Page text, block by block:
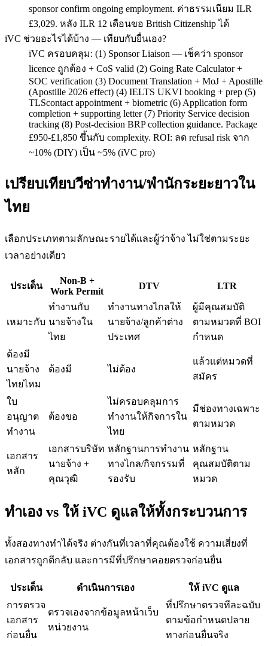
sponsor confirm ongoing employment. ค่าธรรมเนียม ILR
£3,029. หลัง ILR 12 เดือนขอ British Citizenship ได้
iVC ช่วยอะไรได้บ้าง — เทียบกับยื่นเอง?
iVC ครอบคลุม: (1) Sponsor Liaison — เช็คว่า sponsor
licence ถูกต้อง + CoS valid (2) Going Rate Calculator +
SOC verification (3) Document Translation + MoJ + Apostille
(Apostille 2026 effect) (4) IELTS UKVI booking + prep (5)
TLScontact appointment + biometric (6) Application form
completion + supporting letter (7) Priority Service decision
tracking (8) Post-decision BRP collection guidance. Package
£950-£1,850 ขึ้นกับ complexity. ROI: ลด refusal risk จาก
~10% (DIY) เป็น ~5% (iVC pro)
เปรียบเทียบวีซ่าทำงาน/พำนักระยะยาวใน
ไทย
เลือกประเภทตามลักษณะรายได้และผู้ว่าจ้าง ไม่ใช่ตามระยะ
เวลาอย่างเดียว
ประเด็น
Non-B +
Work Permit
DTV LTR
เหมาะกับ
ทำงานกับ
นายจ้างใน
ไทย
ทำงานทางไกลให้
นายจ้าง/ลูกค้าต่าง
ประเทศ
ผู้มีคุณสมบัติ
ตามหมวดที่ BOI
กำหนด
ต้องมี
นายจ้าง
ไทยไหม
ต้องมี ไม่ต้อง
แล้วแต่หมวดที่
สมัคร
ใบ
อนุญาต
ทำงาน
ต้องขอ
ไม่ครอบคลุมการ
ทำงานให้กิจการใน
ไทย
มีช่องทางเฉพาะ
ตามหมวด
เอกสาร
หลัก
เอกสารบริษัท
นายจ้าง +
คุณวุฒิ
หลักฐานการทำงาน
ทางไกล/กิจกรรมที่
รองรับ
หลักฐาน
คุณสมบัติตาม
หมวด
ทำเอง vs ให้ iVC ดูแลให้ทั้งกระบวนการ
ทั้งสองทางทำได้จริง ต่างกันที่เวลาที่คุณต้องใช้ ความเสี่ยงที่
เอกสารถูกตีกลับ และการมีที่ปรึกษาคอยตรวจก่อนยื่น
ประเด็น ดำเนินการเอง
ให้ iVC ดูแล
การตรวจ
เอกสาร
ก่อนยื่น
ตรวจเองจากข้อมูลหน้าเว็บ
หน่วยงาน
ที่ปรึกษาตรวจทีละฉบับ
ตามข้อกำหนดปลาย
ทางก่อนยื่นจริง